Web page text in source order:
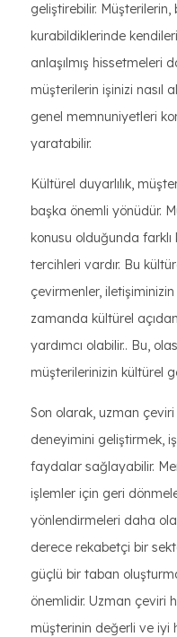
geliştirebilir.
kurabildiklerinde
anlaşılmış hissetmeleri
müşterilerin işinizi nasıl
genel memnuniyetleri
yaratabilir.
Kültürel duyarlılık,
başka önemli yönüdür.
konusu olduğunda
tercihleri vardır. Bu
çevirmenler,
zamanda kültürel
yardımcı olabilir.. Bu,
müşterilerinizin kültürel
Son olarak, uzman çeviri
deneyimini geliştirmek,
faydalar sağlayabilir.
işlemler için geri
yönlendirmeleri daha
derece rekabetçi bir
güçlü bir taban
önemlidir. Uzman çeviri
müşterinin değerli ve iyi